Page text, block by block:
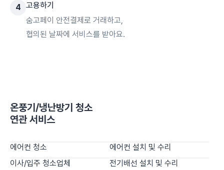
4 고용하기
숨고페이 안전결제로 거래하고,
협의된 날짜에 서비스를 받아요.
온풍기/냉난방기 청소
연관 서비스
에어컨 청소
에어컨 설치 및 수리
이사/입주 청소업체
전기배선 설치 및 수리